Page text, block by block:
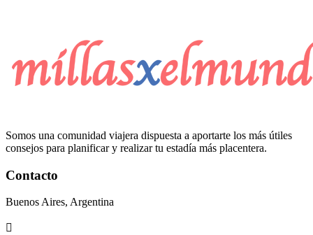
Somos una comunidad viajera dispuesta a aportarte los más útiles
consejos para planificar y realizar tu estadía más placentera.
Contacto
Buenos Aires, Argentina
